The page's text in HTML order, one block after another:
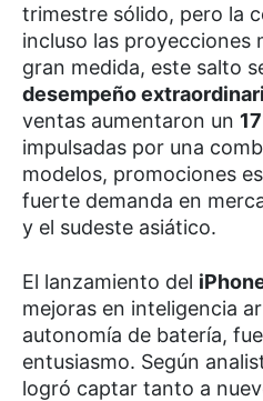
trimestre sólido, pero la
incluso las proyecciones
gran medida, este salto
desempeño
ventas aumentaron un
impulsadas por una
modelos, promociones
fuerte demanda en
y el sudeste asiático.
El lanzamiento del
mejoras en inteligencia
autonomía de batería,
entusiasmo. Según
logró captar tanto a